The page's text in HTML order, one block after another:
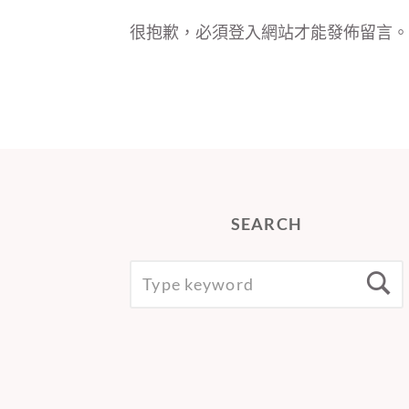
很抱歉，必須登入網站才能發佈留言。
SEARCH
FOR: